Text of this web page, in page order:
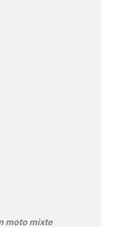
moto mixte